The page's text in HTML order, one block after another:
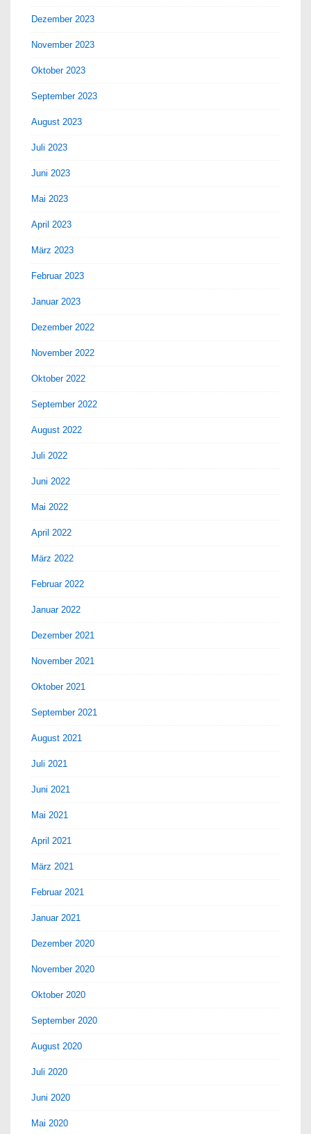
Dezember 2023
November 2023
Oktober 2023
September 2023
August 2023
Juli 2023
Juni 2023
Mai 2023
April 2023
März 2023
Februar 2023
Januar 2023
Dezember 2022
November 2022
Oktober 2022
September 2022
August 2022
Juli 2022
Juni 2022
Mai 2022
April 2022
März 2022
Februar 2022
Januar 2022
Dezember 2021
November 2021
Oktober 2021
September 2021
August 2021
Juli 2021
Juni 2021
Mai 2021
April 2021
März 2021
Februar 2021
Januar 2021
Dezember 2020
November 2020
Oktober 2020
September 2020
August 2020
Juli 2020
Juni 2020
Mai 2020